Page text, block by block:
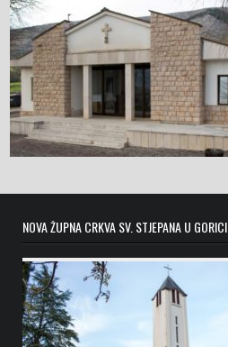
NOVA ŽUPNA CRKVA SV. STJEPANA U GORICI